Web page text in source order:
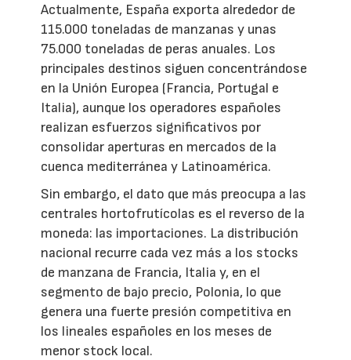
Actualmente, España exporta alrededor de
115.000 toneladas de manzanas y unas
75.000 toneladas de peras anuales. Los
principales destinos siguen concentrándose
en la Unión Europea (Francia, Portugal e
Italia), aunque los operadores españoles
realizan esfuerzos significativos por
consolidar aperturas en mercados de la
cuenca mediterránea y Latinoamérica.
Sin embargo, el dato que más preocupa a las
centrales hortofrutícolas es el reverso de la
moneda: las importaciones. La distribución
nacional recurre cada vez más a los stocks
de manzana de Francia, Italia y, en el
segmento de bajo precio, Polonia, lo que
genera una fuerte presión competitiva en
los lineales españoles en los meses de
menor stock local.